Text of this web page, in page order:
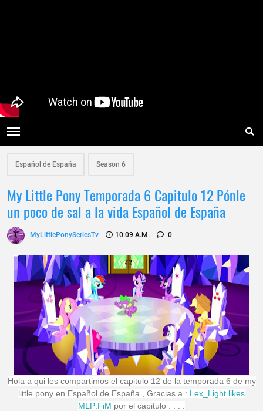
Español de España Season 6
My Little Pony Temporada 6 Capitulo 12 Pónle
un poco de sal a la vida Español de España
MyLittlePonySeriesTv 10:09 A.m. 0
Hola a qui les compartimos el capitulo 12 de la temporada 6 de my
little pony en Español de España , Gracias a : Lex_Light likes
MLP:FiM por el capitulo . . . .